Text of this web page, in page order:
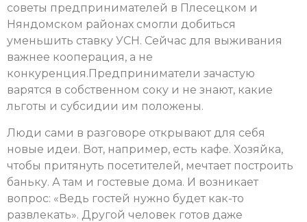
советы предпринимателей в Плесецком и
Няндомском районах смогли добиться
уменьшить ставку УСН. Сейчас для выживания
важнее кооперация, а не
конкуренция.Предприниматели зачастую
варятся в собственном соку и не знают, какие
льготы и субсидии им положены.
Люди сами в разговоре открывают для себя
новые идеи. Вот, например, есть кафе. Хозяйка,
чтобы притянуть посетителей, мечтает построить
баньку. А там и гостевые дома. И возникает
вопрос: «Ведь гостей нужно будет как-то
развлекать». Другой человек готов даже